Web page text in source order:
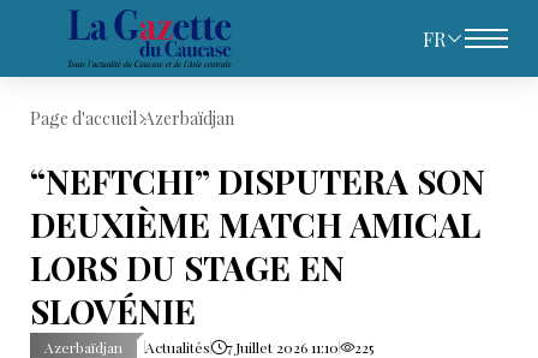
FR
Page d'accueil Azerbaïdjan
“NEFTCHI” DISPUTERA SON
DEUXIÈME MATCH AMICAL
LORS DU STAGE EN
SLOVÉNIE
Azerbaïdjan Actualités 7 Juillet 2026 11:10 225